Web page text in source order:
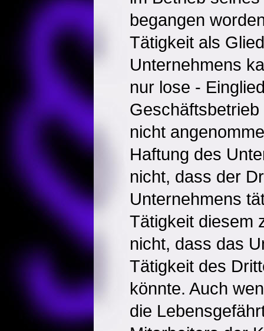
begangen
Tätigkeit als
Unternehmens
nur lose -
nicht
Haftung des
nicht, dass der
Unternehmens
Tätigkeit diesem
nicht, dass das
Tätigkeit des
könnte. Auch
die